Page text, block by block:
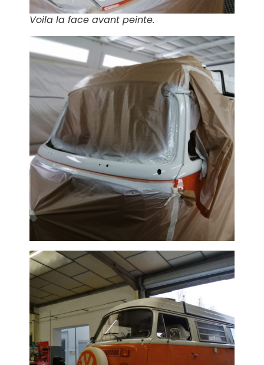
Voila la face avant peinte.